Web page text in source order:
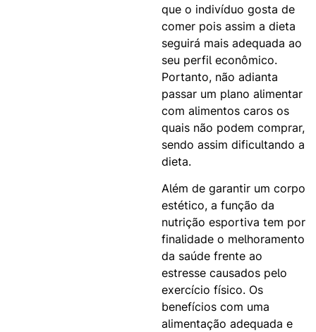
que o indivíduo gosta de
comer pois assim a dieta
seguirá mais adequada ao
seu perfil econômico.
Portanto, não adianta
passar um plano alimentar
com alimentos caros os
quais não podem comprar,
sendo assim dificultando a
dieta.
Além de garantir um corpo
estético, a função da
nutrição esportiva tem por
finalidade o melhoramento
da saúde frente ao
estresse causados pelo
exercício físico. Os
benefícios com uma
alimentação adequada e